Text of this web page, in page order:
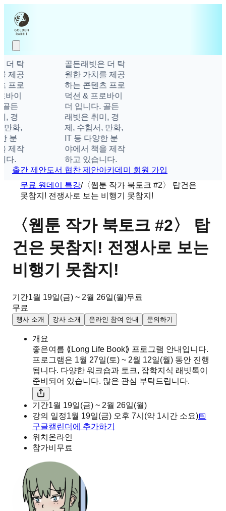
더 탁
제공
프로
바이
든
, 경
화,
분
제작
다.
골든래빗은 더 탁
월한 가치를 제공
하는 콘텐츠 프로
덕션 & 프로바이
더 입니다. 골든
래빗은 취미, 경
제, 수험서, 만화,
IT 등 다양한 분
야에서 책을 제작
하고 있습니다.
출간 제안도서 협찬 제안아카데미 회원 가입
무료 원데이 특강/〈웹툰 작가 북토크 #2〉 탑건은
못참지! 전쟁사로 보는 비행기 못참지!
〈웹툰 작가 북토크 #2〉 탑
건은 못참지! 전쟁사로 보는
비행기 못참지!
기간1월 19일(금) ~ 2월 26일(월)무료
무료
행사 소개 강사 소개 온라인 참여 안내 문의하기
개요
좋은여름 ⟪Long Life Book⟫ 프로그램 안내입니다.
프로그램은 1월 27일(토) ~ 2월 12일(월) 동안 진행
됩니다. 다양한 워크숍과 토크, 잡학지식 래빗톡이
준비되어 있습니다. 많은 관심 부탁드립니다.
기간1월 19일(금) ~ 2월 26일(월)
강의 일정1월 19일(금) 오후 7시 (약 1시간 소요)📅
구글캘린더에 추가하기
위치 온라인
참가비 무료